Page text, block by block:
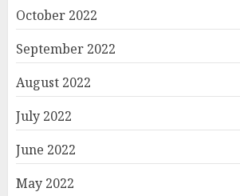
October 2022
September 2022
August 2022
July 2022
June 2022
May 2022